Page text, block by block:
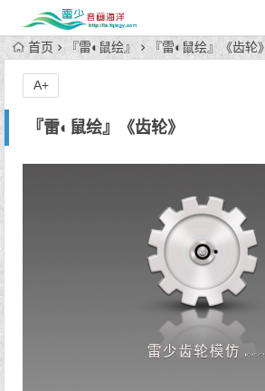
首页 『雷◐鼠绘』 『雷◐鼠绘』《齿轮》
『雷◐鼠绘』《齿轮》
A+